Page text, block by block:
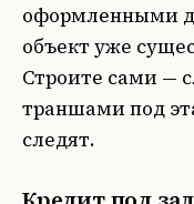
оформленными
объект уже
Строите сами —
траншами под
следят.